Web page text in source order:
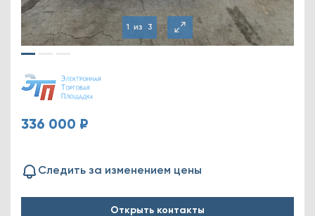
1 из 3
336 000 ₽
Следить за изменением цены
Открыть контакты